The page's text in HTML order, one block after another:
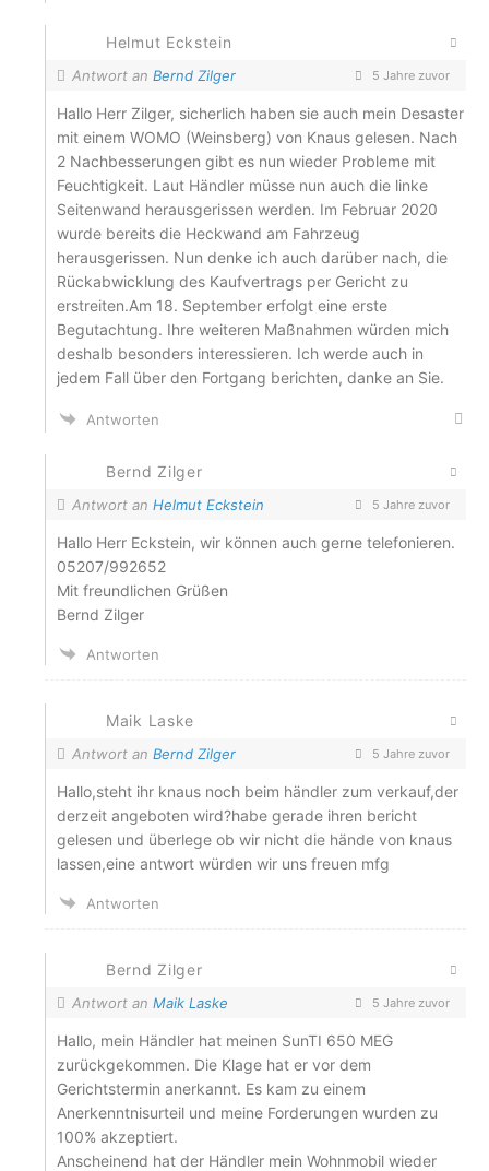
Helmut Eckstein
Antwort an Bernd Zilger 5 Jahre zuvor
Hallo Herr Zilger, sicherlich haben sie auch mein Desaster
mit einem WOMO (Weinsberg) von Knaus gelesen. Nach
2 Nachbesserungen gibt es nun wieder Probleme mit
Feuchtigkeit. Laut Händler müsse nun auch die linke
Seitenwand herausgerissen werden. Im Februar 2020
wurde bereits die Heckwand am Fahrzeug
herausgerissen. Nun denke ich auch darüber nach, die
Rückabwicklung des Kaufvertrags per Gericht zu
erstreiten.Am 18. September erfolgt eine erste
Begutachtung. Ihre weiteren Maßnahmen würden mich
deshalb besonders interessieren. Ich werde auch in
jedem Fall über den Fortgang berichten, danke an Sie.
Antworten
Bernd Zilger
Antwort an Helmut Eckstein 5 Jahre zuvor
Hallo Herr Eckstein, wir können auch gerne telefonieren.
05207/992652
Mit freundlichen Grüßen
Bernd Zilger
Antworten
Maik Laske
Antwort an Bernd Zilger 5 Jahre zuvor
Hallo,steht ihr knaus noch beim händler zum verkauf,der
derzeit angeboten wird?habe gerade ihren bericht
gelesen und überlege ob wir nicht die hände von knaus
lassen,eine antwort würden wir uns freuen mfg
Antworten
Bernd Zilger
Antwort an Maik Laske 5 Jahre zuvor
Hallo, mein Händler hat meinen SunTI 650 MEG
zurückgekommen. Die Klage hat er vor dem
Gerichtstermin anerkannt. Es kam zu einem
Anerkenntnisurteil und meine Forderungen wurden zu
100% akzeptiert.
Anscheinend hat der Händler mein Wohnmobil wieder